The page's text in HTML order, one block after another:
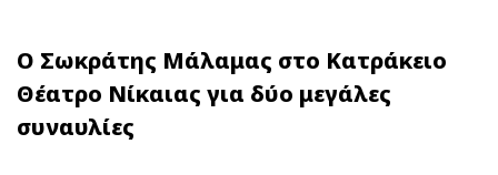
Ο Σωκράτης Μάλαμας στο Κατράκειο
Θέατρο Νίκαιας για δύο μεγάλες
συναυλίες